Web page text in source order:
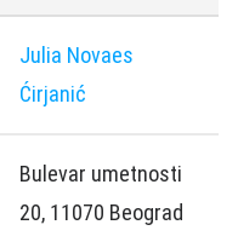
Julia Novaes
Ćirjanić
Bulevar umetnosti
20, 11070 Beograd